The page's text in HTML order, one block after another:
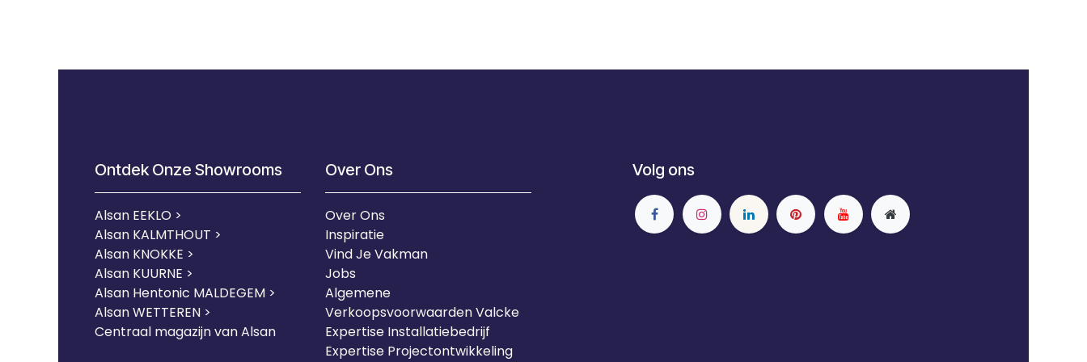
Ontdek Onze Showrooms
Alsan EEKLO >
Alsan KALMTHOUT >
Alsan KNOKKE >
Alsan KUURNE >
Alsan Hentonic MALDEGEM >
Alsan WETTEREN >
Centraal magazijn van Alsan
Over Ons
Over Ons
Inspiratie
Vind Je Vakman
Jobs
Algemene
Verkoopsvoorwaarden Valcke
Expertise Installatiebedrijf
Expertise Projectontwikkeling
Volg ons